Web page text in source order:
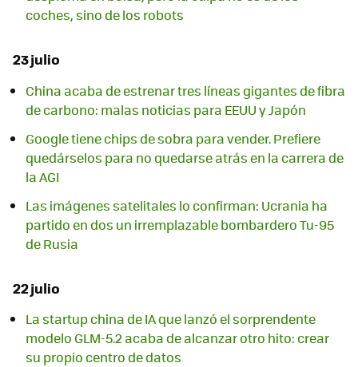
coches, sino de los robots
23 julio
China acaba de estrenar tres líneas gigantes de fibra
de carbono: malas noticias para EEUU y Japón
Google tiene chips de sobra para vender. Prefiere
quedárselos para no quedarse atrás en la carrera de
la AGI
Las imágenes satelitales lo confirman: Ucrania ha
partido en dos un irremplazable bombardero Tu-95
de Rusia
22 julio
La startup china de IA que lanzó el sorprendente
modelo GLM-5.2 acaba de alcanzar otro hito: crear
su propio centro de datos